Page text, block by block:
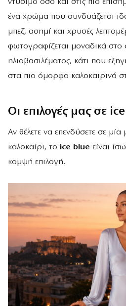
ένα χρώμα που συνδυάζεται
μπεζ, ασημί και χρυσές
φωτογραφίζεται μοναδικά στο
ηλιοβασιλέματος, κάτι που
στα πιο όμορφα καλοκαιρινά
Οι επιλογές μας σε
Αν θέλετε να επενδύσετε σε
καλοκαίρι, το ice blue είναι
κομψή επιλογή.